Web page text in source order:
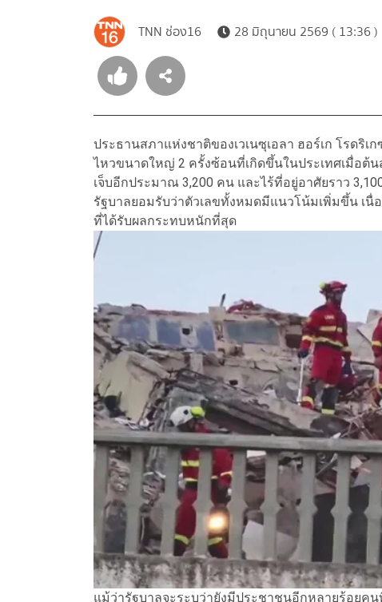
TNN ช่อง16 28 มิถุนายน 2569 ( 13:36 )
ประธานสภาแห่งชาติของเวเนซุเอลา ฮอร์เก โรดริเ
ไหวขนาดใหญ่ 2 ครั้งซ้อนที่เกิดขึ้นในประเทศเมื่อต้
เจ็บอีกประมาณ 3,200 คน และไร้ที่อยู่อาศัยราว
รัฐบาลยอมรับว่าตัวเลขทั้งหมดมีแนวโน้มเพิ่มขึ้น เ
ที่ได้รับผลกระทบหนักที่สุด
แม้ว่ารัฐบาลจะระบุว่ายังมีประชาชนอีกหลายร้อยค